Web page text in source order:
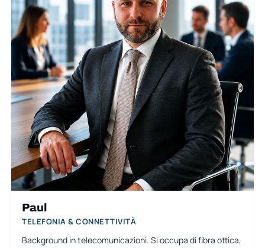
Paul
TELEFONIA & CONNETTIVITÀ
Background in telecomunicazioni. Si occupa di fibra ottica,